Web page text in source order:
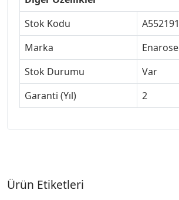
Stok Kodu
A552191
Marka
Enarose
Stok Durumu
Var
Garanti (Yıl)
2
Ürün Etiketleri